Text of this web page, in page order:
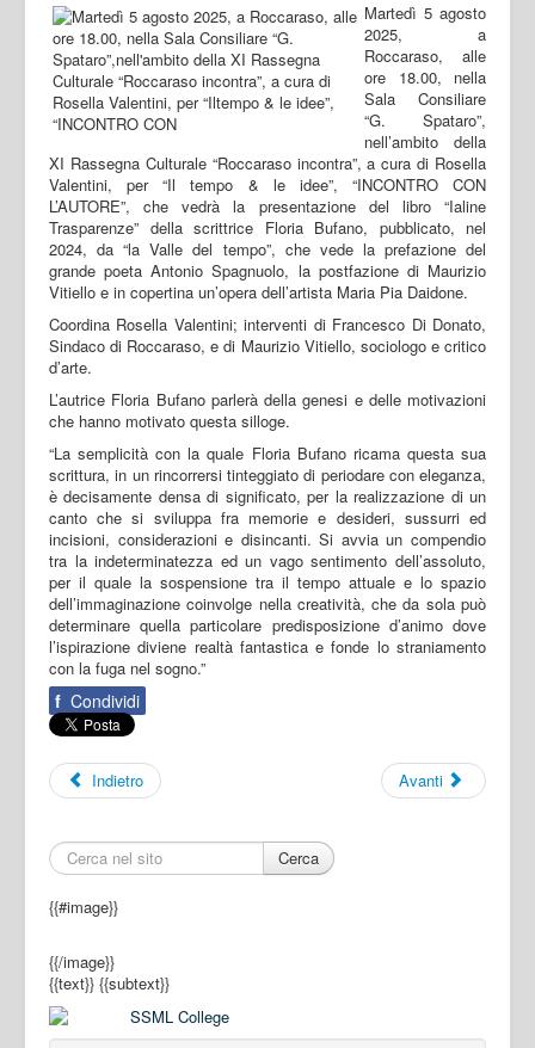
Martedì 5 agosto
2025, a
Roccaraso, alle
ore 18.00, nella
Sala Consiliare
“G. Spataro”,
nell’ambito della
XI Rassegna Culturale “Roccaraso incontra”, a cura di Rosella
Valentini, per “Il tempo & le idee”, “INCONTRO CON
L’AUTORE”, che vedrà la presentazione del libro “Ialine
Trasparenze” della scrittrice Floria Bufano, pubblicato, nel
2024, da “la Valle del tempo”, che vede la prefazione del
grande poeta Antonio Spagnuolo, la postfazione di Maurizio
Vitiello e in copertina un’opera dell’artista Maria Pia Daidone.
Coordina Rosella Valentini; interventi di Francesco Di Donato,
Sindaco di Roccaraso, e di Maurizio Vitiello, sociologo e critico
d’arte.
L’autrice Floria Bufano parlerà della genesi e delle motivazioni
che hanno motivato questa silloge.
“La semplicità con la quale Floria Bufano ricama questa sua
scrittura, in un rincorrersi tinteggiato di periodare con eleganza,
è decisamente densa di significato, per la realizzazione di un
canto che si sviluppa fra memorie e desideri, sussurri ed
incisioni, considerazioni e disincanti. Si avvia un compendio
tra la indeterminatezza ed un vago sentimento dell’assoluto,
per il quale la sospensione tra il tempo attuale e lo spazio
dell’immaginazione coinvolge nella creatività, che da sola può
determinare quella particolare predisposizione d’animo dove
l’ispirazione diviene realtà fantastica e fonde lo straniamento
con la fuga nel sogno.”
f Condividi
Indietro Avanti
Cerca
{{#image}}
{{/image}}
{{text}} {{subtext}}